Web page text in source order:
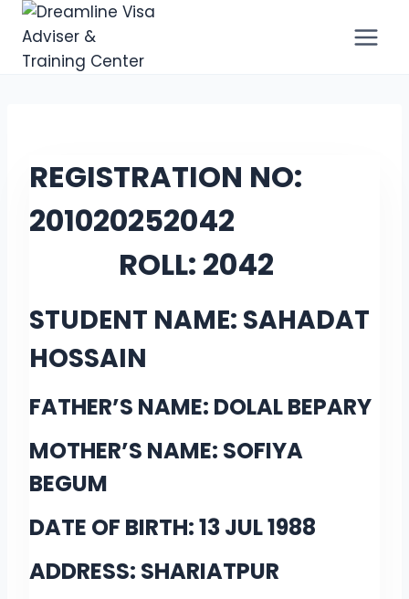
REGISTRATION NO:
201020252042
ROLL: 2042
STUDENT NAME: SAHADAT
HOSSAIN
FATHER’S NAME: DOLAL BEPARY
MOTHER’S NAME: SOFIYA
BEGUM
DATE OF BIRTH: 13 JUL 1988
ADDRESS: SHARIATPUR